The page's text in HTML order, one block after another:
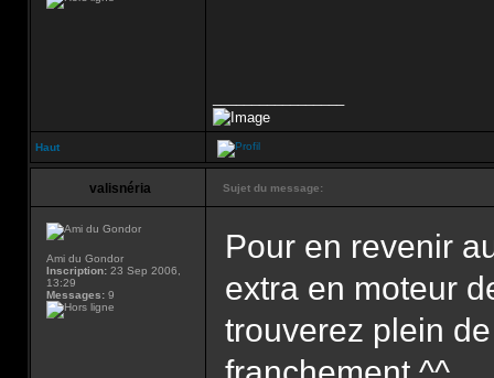
Haut
valisnéria Sujet du message:
Ami du Gondor
Inscription: 23 Sep 2006,
13:29
Messages: 9
Pour en revenir
extra en moteur
trouverez plein